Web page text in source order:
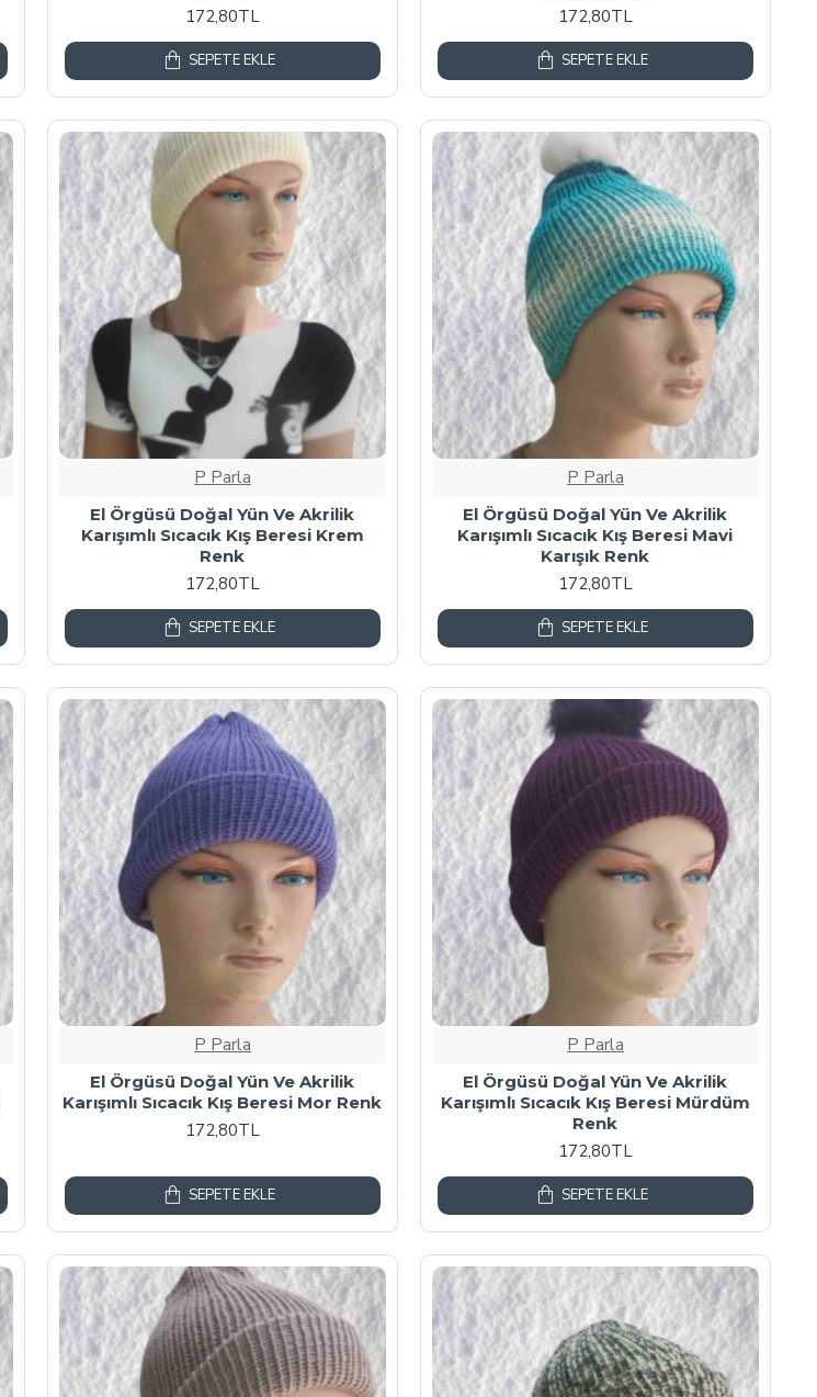
172,80TL
SEPETE EKLE
172,80TL
SEPETE EKLE
P Parla
El Örgüsü Doğal Yün Ve Akrilik
Karışımlı Sıcacık Kış Beresi Krem
Renk
172,80TL
SEPETE EKLE
P Parla
El Örgüsü Doğal Yün Ve Akrilik
Karışımlı Sıcacık Kış Beresi Mavi
Karışık Renk
172,80TL
SEPETE EKLE
P Parla
El Örgüsü Doğal Yün Ve Akrilik
Karışımlı Sıcacık Kış Beresi Mor Renk
172,80TL
SEPETE EKLE
P Parla
El Örgüsü Doğal Yün Ve Akrilik
Karışımlı Sıcacık Kış Beresi Mürdüm
Renk
172,80TL
SEPETE EKLE